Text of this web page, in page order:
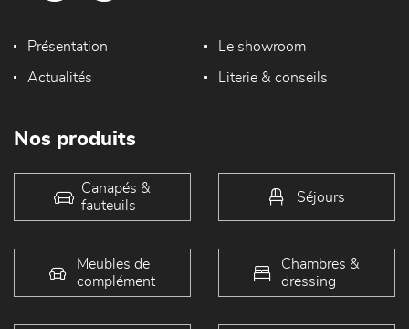
Présentation Le showroom
Actualités Literie & conseils
Nos produits
Canapés &
fauteuils
Séjours
Meubles de
complément
Chambres &
dressing